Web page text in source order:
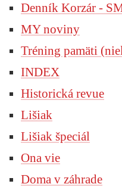
Denník Korzár -
MY noviny
Tréning pamäti
INDEX
Historická revue
Lišiak
Lišiak špeciál
Ona vie
Doma v záhrade